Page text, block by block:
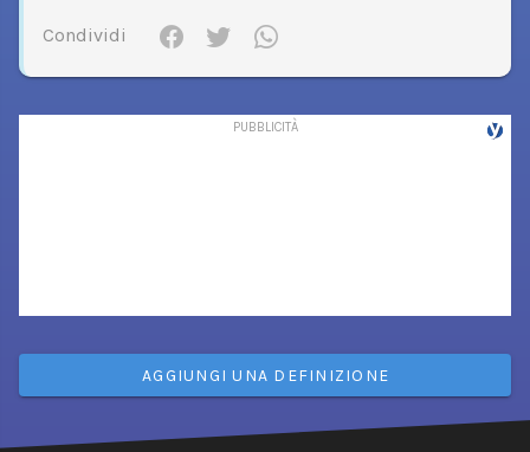
Condividi
AGGIUNGI UNA DEFINIZIONE